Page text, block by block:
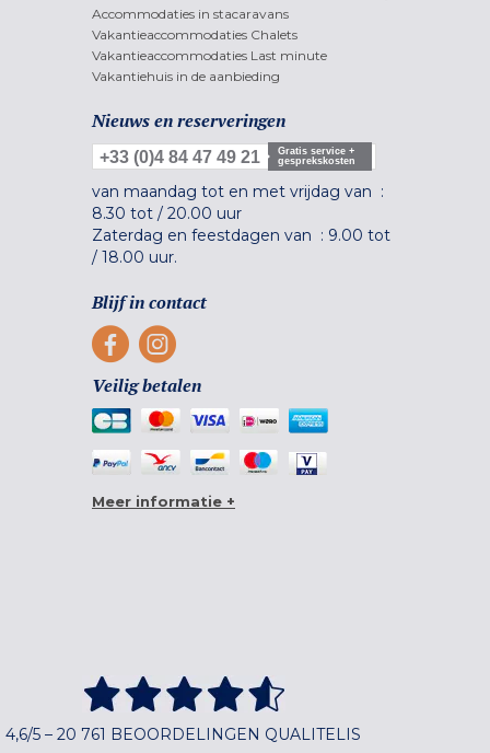
Accommodaties in stacaravans
Vakantieaccommodaties Chalets
Vakantieaccommodaties Last minute
Vakantiehuis in de aanbieding
Nieuws en reserveringen
+33 (0)4 84 47 49 21
Gratis service +
gesprekskosten
van maandag tot en met vrijdag van :
8.30 tot / 20.00 uur
Zaterdag en feestdagen van : 9.00 tot
/ 18.00 uur.
Blijf in contact
Veilig betalen
Meer informatie +
4,6/5 – 20 761 BEOORDELINGEN QUALITELIS